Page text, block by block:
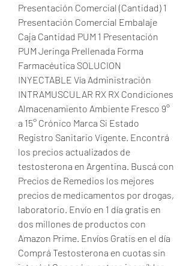
Presentación Comercial (Cantidad) 1
Presentación Comercial Embalaje
Caja Cantidad PUM 1 Presentación
PUM Jeringa Prellenada Forma
Farmacéutica SOLUCION
INYECTABLE Vía Administración
INTRAMUSCULAR RX RX Condiciones
Almacenamiento Ambiente Fresco 9°
a 15° Crónico Marca Si Estado
Registro Sanitario Vigente. Encontrá
los precios actualizados de
testosterona en Argentina. Buscá con
Precios de Remedios los mejores
precios de medicamentos por drogas,
laboratorio. Envío en 1 día gratis en
dos millones de productos con
Amazon Prime. Envíos Gratis en el día
Comprá Testosterona en cuotas sin